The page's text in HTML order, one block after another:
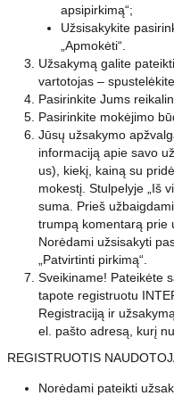
apsipirkimą“;
Užsisakykite
„Apmokėti“.
Užsakymą galite
vartotojas –
Pasirinkite Jums
Pasirinkite mokėjimo
Jūsų užsakymo
informaciją apie savo
us), kiekį, kainą su
mokestį. Stulpelyje „Iš
suma. Prieš
trumpą komentarą prie
Norėdami užsisakyti
„Patvirtinti pirkimą“.
Sveikiname! Pateikėte
tapote registruotu
Registraciją ir
el. pašto adresą, kurį
REGISTRUOTIS
Norėdami pateikti